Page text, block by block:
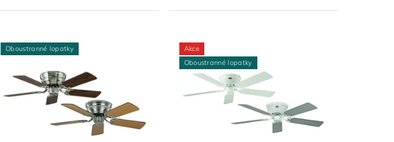
Oboustranné lopatky
Akce
Oboustranné lopatky